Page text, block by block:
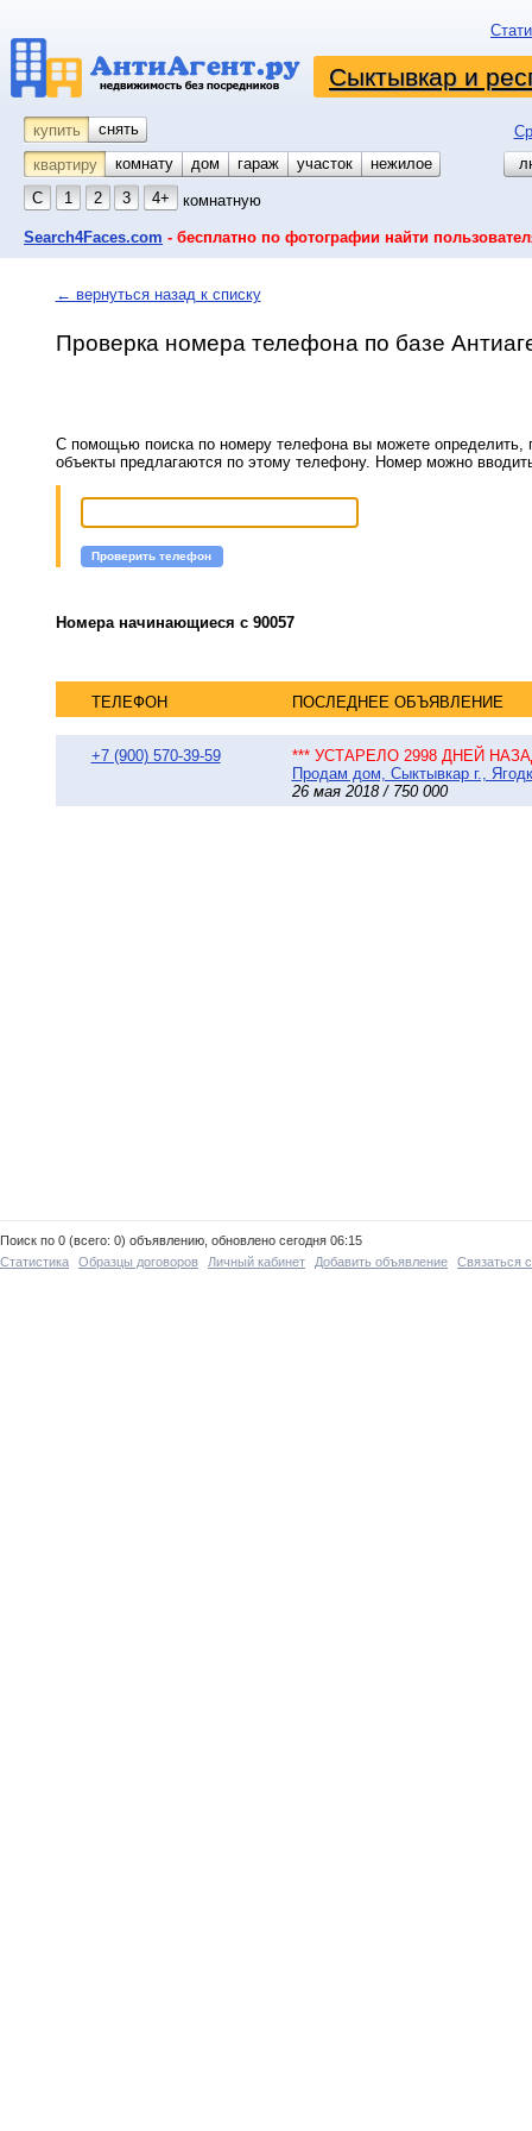
Сыктывкар и
купить снять
квартиру
комнату койко-место
дом гараж участок
нежилое
С
1 2 3 4+ комнатную
Search4Faces.com - бесплатно по фотографии найти
← вернуться назад к списку
Проверка номера телефона по базе
С помощью поиска по номеру телефона вы можете определить,
объекты предлагаются по этому телефону. Номер можно
Проверить телефон
Номера начинающиеся с 90057
ТЕЛЕФОН ПОСЛЕДНЕЕ ОБЪЯВЛЕНИЕ
+7 (900) 570-39-59
*** УСТАРЕЛО 2998 ДНЕЙ
Продам дом, Сыктывкар г.,
26 мая 2018 / 750 000
Поиск по 0 (всего: 0) объявлению, обновлено сегодня 06:15
Статистика
Образцы договоров Личный кабинет Добавить объявление Связаться